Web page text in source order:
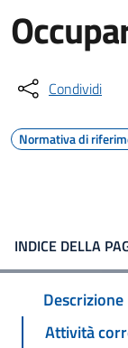
Condividi
Normativa di
INDICE DELLA
Descrizione
Attività